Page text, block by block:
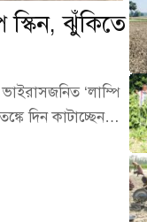
স্কিন, ঝুঁকিতে
‘লাম্পি
দিন কাটাচ্ছেন…